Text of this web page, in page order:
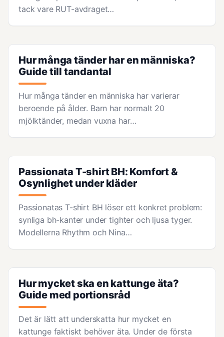
tack vare RUT-avdraget…
Hur många tänder har en människa?
Guide till tandantal
Hur många tänder en människa har varierar
beroende på ålder. Barn har normalt 20
mjölktänder, medan vuxna har…
Passionata T-shirt BH: Komfort &
Osynlighet under kläder
Passionatas T-shirt BH löser ett konkret problem:
synliga bh-kanter under tighter och ljusa tyger.
Modellerna Rhythm och Nina…
Hur mycket ska en kattunge äta?
Guide med portionsråd
Det är lätt att underskatta hur mycket en
kattunge faktiskt behöver äta. Under de första